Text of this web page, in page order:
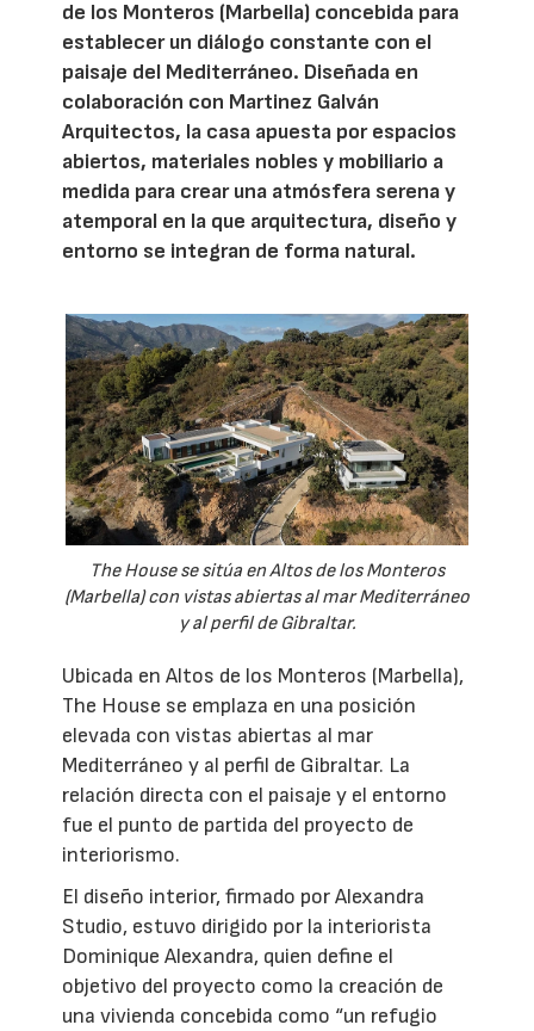
de los Monteros (Marbella) concebida para
establecer un diálogo constante con el
paisaje del Mediterráneo. Diseñada en
colaboración con Martinez Galván
Arquitectos, la casa apuesta por espacios
abiertos, materiales nobles y mobiliario a
medida para crear una atmósfera serena y
atemporal en la que arquitectura, diseño y
entorno se integran de forma natural.
The House se sitúa en Altos de los Monteros
(Marbella) con vistas abiertas al mar Mediterráneo
y al perfil de Gibraltar.
Ubicada en Altos de los Monteros (Marbella),
The House se emplaza en una posición
elevada con vistas abiertas al mar
Mediterráneo y al perfil de Gibraltar. La
relación directa con el paisaje y el entorno
fue el punto de partida del proyecto de
interiorismo.
El diseño interior, firmado por Alexandra
Studio, estuvo dirigido por la interiorista
Dominique Alexandra, quien define el
objetivo del proyecto como la creación de
una vivienda concebida como “un refugio